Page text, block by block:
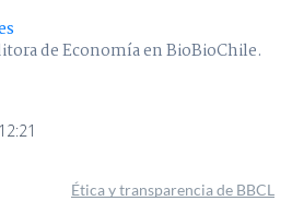
de Economía en BioBioChile.
Ética y transparencia de BBCL